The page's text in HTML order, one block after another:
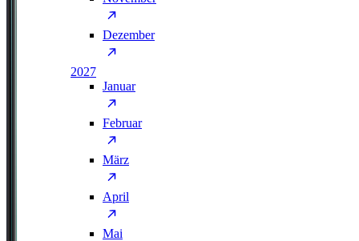
Dezember
2027
Januar
Februar
März
April
Mai